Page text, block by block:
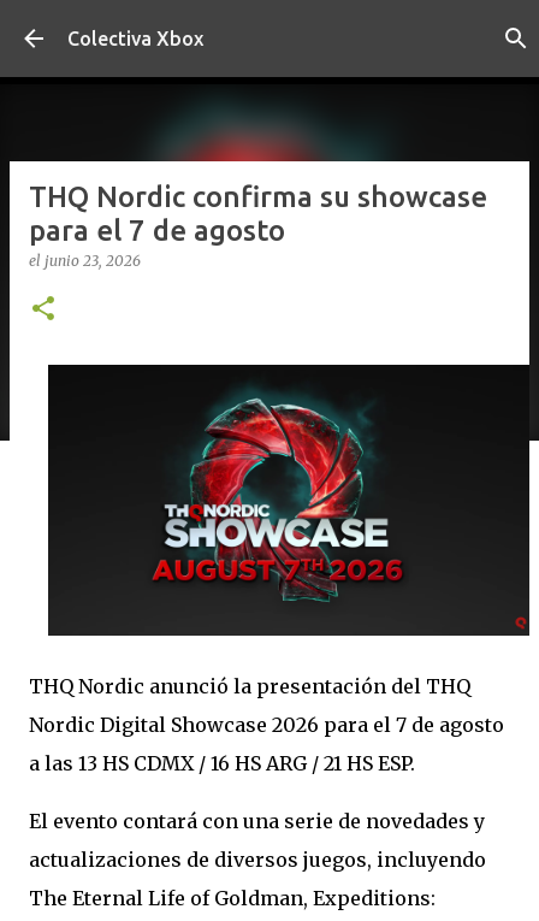
Ir al contenido principal
Colectiva Xbox
THQ Nordic confirma su showcase
para el 7 de agosto
el junio 23, 2026
THQ Nordic anunció la presentación del THQ
Nordic Digital Showcase 2026 para el 7 de agosto
a las 13 HS CDMX / 16 HS ARG / 21 HS ESP.
El evento contará con una serie de novedades y
actualizaciones de diversos juegos, incluyendo
The Eternal Life of Goldman, Expeditions: